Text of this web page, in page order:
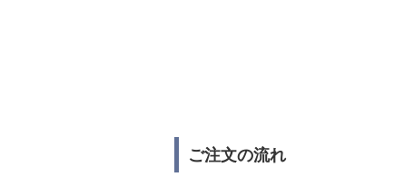
ご注文の流れ